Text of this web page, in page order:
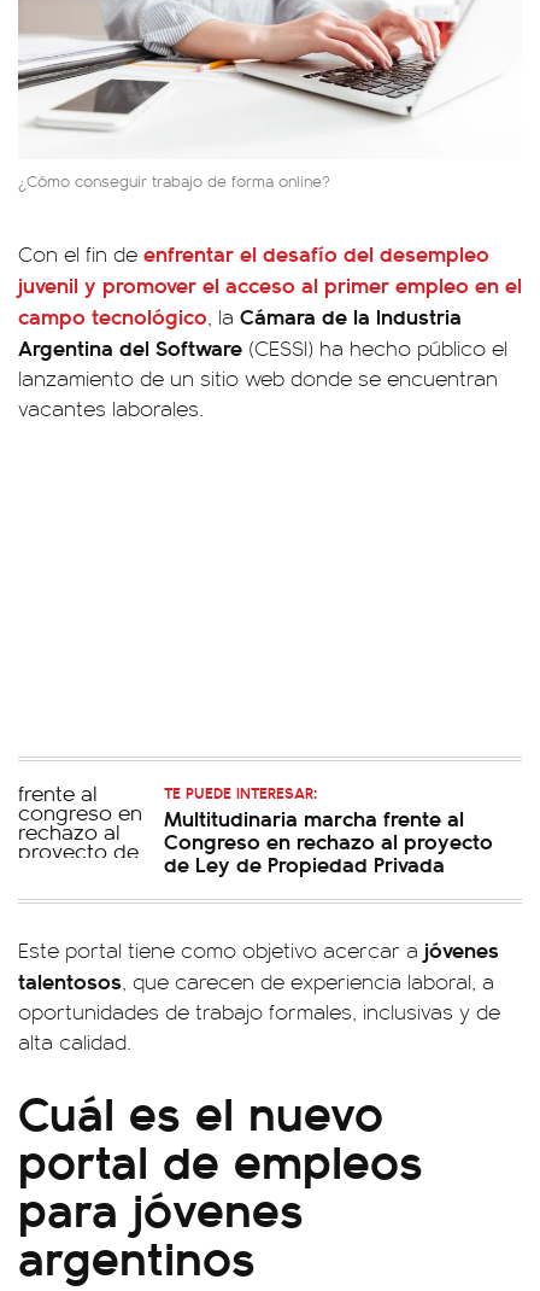
¿Cómo conseguir trabajo de forma online?
Con el fin de enfrentar el desafío del desempleo
juvenil y promover el acceso al primer empleo en el
campo tecnológico, la Cámara de la Industria
Argentina del Software (CESSI) ha hecho público el
lanzamiento de un sitio web donde se encuentran
vacantes laborales.
TE PUEDE INTERESAR:
Multitudinaria marcha frente al
Congreso en rechazo al proyecto
de Ley de Propiedad Privada
Este portal tiene como objetivo acercar a jóvenes
talentosos, que carecen de experiencia laboral, a
oportunidades de trabajo formales, inclusivas y de
alta calidad.
Cuál es el nuevo
portal de empleos
para jóvenes
argentinos